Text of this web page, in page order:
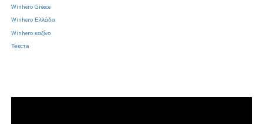
Winhero Greece
Winhero Ελλάδα
Winhero καζίνο
Текста